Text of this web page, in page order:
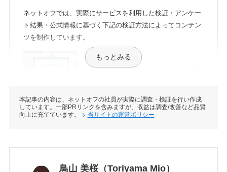
ネットオフでは、実際にサービスを利用した検証・アンケー
ト結果・公式情報に基づく下記の検証方法によってコンテン
ツを制作しています。
料金
無料期間
アカウント共有
もっとみる
本記事の内容は、ネットオフの社員が実際に調査・検証を行い作成
しています。一部PRリンクを含みますが、収益は調査/改善など品質
向上に充てています。
当サイトの運営ポリシー
鳥山 美桜（Toriyama Mio）